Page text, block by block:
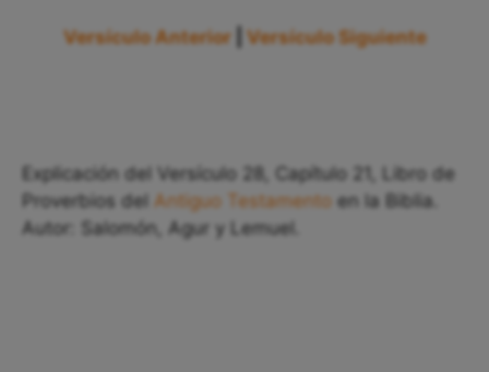
Versículo Anterior Versículo Siguiente
Explicación del Versículo 28, Capítulo 21, Libro de
Proverbios del Antiguo Testamento en la Biblia.
Autor: Salomón, Agur y Lemuel.